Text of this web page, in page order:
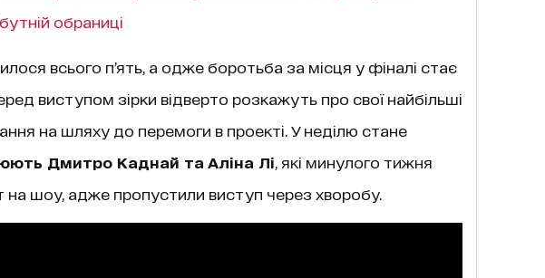
обраниці
всього п’ять, а одже боротьба за місця у фіналі стає
виступом зірки відверто розкажуть про свої найбільші
на шляху до перемоги в проекті. У неділю стане
Дмитро Каднай та Аліна Лі , які минулого тижня
на шоу, адже пропустили виступ через хворобу.